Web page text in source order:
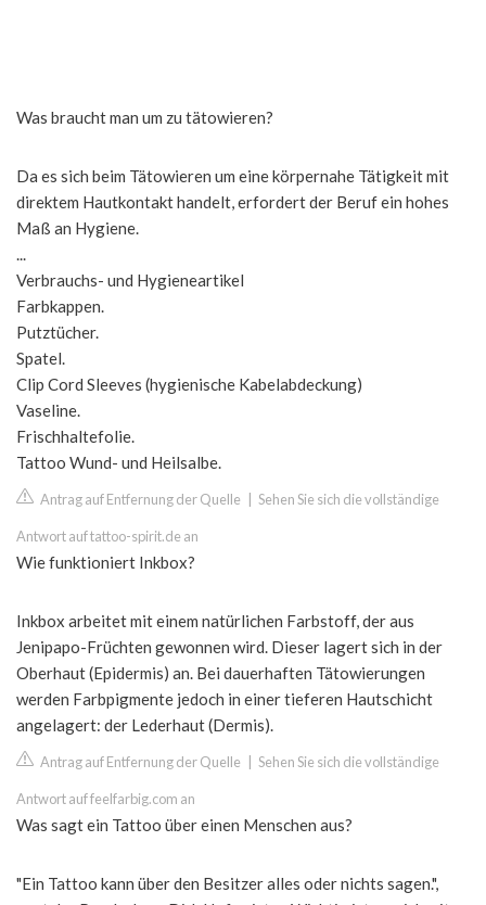
Was braucht man um zu tätowieren?
Da es sich beim Tätowieren um eine körpernahe Tätigkeit mit
direktem Hautkontakt handelt, erfordert der Beruf ein hohes
Maß an Hygiene.
...
Verbrauchs- und Hygieneartikel
Farbkappen.
Putztücher.
Spatel.
Clip Cord Sleeves (hygienische Kabelabdeckung)
Vaseline.
Frischhaltefolie.
Tattoo Wund- und Heilsalbe.
Antrag auf Entfernung der Quelle Sehen Sie sich die vollständige
Antwort auf tattoo-spirit.de an
Wie funktioniert Inkbox?
Inkbox arbeitet mit einem natürlichen Farbstoff, der aus
Jenipapo-Früchten gewonnen wird. Dieser lagert sich in der
Oberhaut (Epidermis) an. Bei dauerhaften Tätowierungen
werden Farbpigmente jedoch in einer tieferen Hautschicht
angelagert: der Lederhaut (Dermis).
Antrag auf Entfernung der Quelle Sehen Sie sich die vollständige
Antwort auf feelfarbig.com an
Was sagt ein Tattoo über einen Menschen aus?
"Ein Tattoo kann über den Besitzer alles oder nichts sagen.",